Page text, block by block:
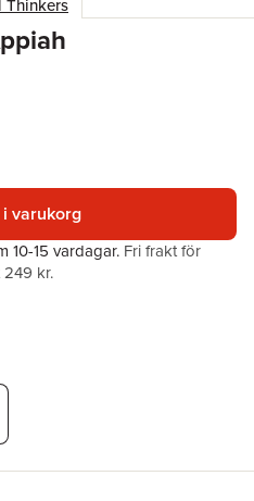
Thinkers
i varukorg
10-15 vardagar. Fri frakt för
kr.